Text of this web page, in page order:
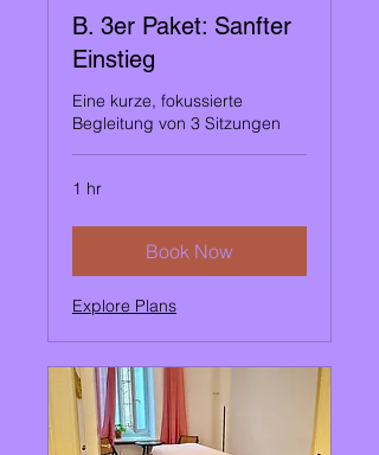
B. 3er Paket: Sanfter
Einstieg
Eine kurze, fokussierte
Begleitung von 3 Sitzungen
1 hr
Book Now
Explore Plans